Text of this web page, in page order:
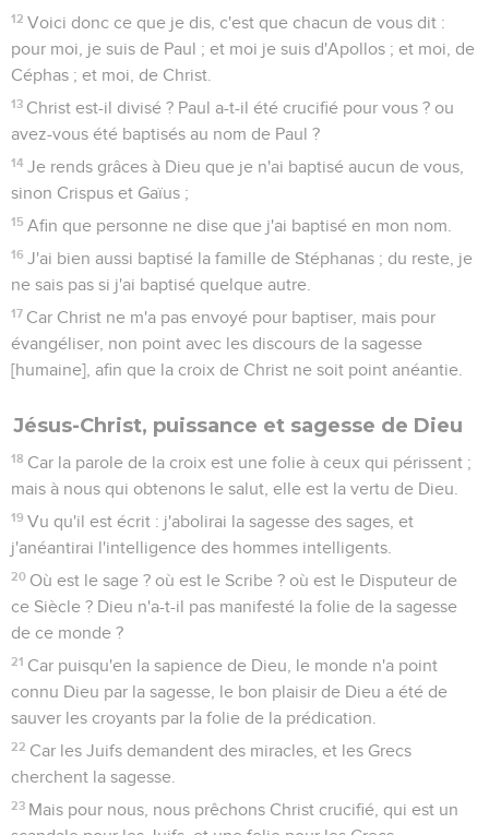
12 Voici donc ce que je dis, c'est que chacun de vous dit :
pour moi, je suis de Paul ; et moi je suis d'Apollos ; et moi, de
Céphas ; et moi, de Christ.
13 Christ est-il divisé ? Paul a-t-il été crucifié pour vous ? ou
avez-vous été baptisés au nom de Paul ?
14 Je rends grâces à Dieu que je n'ai baptisé aucun de vous,
sinon Crispus et Gaïus ;
15 Afin que personne ne dise que j'ai baptisé en mon nom.
16 J'ai bien aussi baptisé la famille de Stéphanas ; du reste, je
ne sais pas si j'ai baptisé quelque autre.
17 Car Christ ne m'a pas envoyé pour baptiser, mais pour
évangéliser, non point avec les discours de la sagesse
[humaine], afin que la croix de Christ ne soit point anéantie.
Jésus-Christ, puissance et sagesse de Dieu
18 Car la parole de la croix est une folie à ceux qui périssent ;
mais à nous qui obtenons le salut, elle est la vertu de Dieu.
19 Vu qu'il est écrit : j'abolirai la sagesse des sages, et
j'anéantirai l'intelligence des hommes intelligents.
20 Où est le sage ? où est le Scribe ? où est le Disputeur de
ce Siècle ? Dieu n'a-t-il pas manifesté la folie de la sagesse
de ce monde ?
21 Car puisqu'en la sapience de Dieu, le monde n'a point
connu Dieu par la sagesse, le bon plaisir de Dieu a été de
sauver les croyants par la folie de la prédication.
22 Car les Juifs demandent des miracles, et les Grecs
cherchent la sagesse.
23 Mais pour nous, nous prêchons Christ crucifié, qui est un